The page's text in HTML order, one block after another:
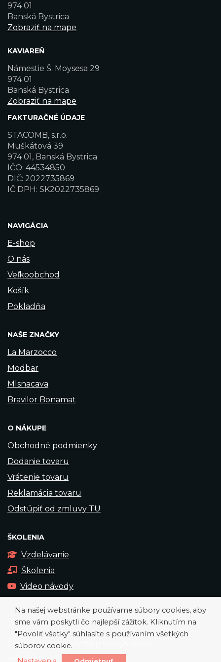
974 01
Banská Bystrica
Zobraziť na mape
KAVIAREŇ
Námestie Š. Moysesa 29
974 01
Banská Bystrica
Zobraziť na mape
FAKTURAČNÉ ÚDAJE
STACOMB, s.r.o.
Muškátová 39
974 01, Banská Bystrica
IČO: 44534850
DIČ: 2022735869
IČ DPH: SK2022735869
NAVIGÁCIA
E-shop
O nás
Veľkoobchod
Košík
Pokladňa
NAŠE ZNAČKY
La Marzocco
Modbar
Mlsnacava
Bravilor Bonamat
O NÁKUPE
Obchodné podmienky
Dodanie tovaru
Vrátenie tovaru
Reklamácia tovaru
Odstúpiť od zmluvy TU
ŠKOLENIA
Vzdelávanie
Školenia
Video návody
Copyright © 2026 Všetky práva vyhradené
web stránka od
okto-digital
Na našej webstránke používame súbory cookies, aby
sme vám poskytli čo najlepší zážitok. Kliknutím na
"Povoliť všetky" súhlasíte s používaním všetkých
súborov cookie.